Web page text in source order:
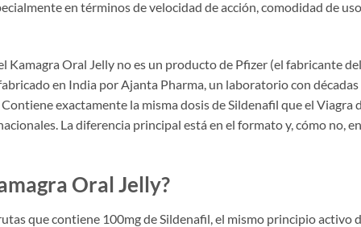
en términos de velocidad de acción, comodidad de
Kamagra Oral Jelly no es un producto de Pfizer (el fabricante del
en India por Ajanta Pharma, un laboratorio con décadas
exactamente la misma dosis de Sildenafil que el Viagra
La diferencia principal está en el formato y, cómo no,
Oral Jelly?
que contiene 100mg de Sildenafil, el mismo principio activo